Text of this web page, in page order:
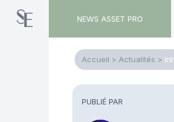
NEWS ASSET PRO
Accueil > Actualités >
PUBLIÉ PAR